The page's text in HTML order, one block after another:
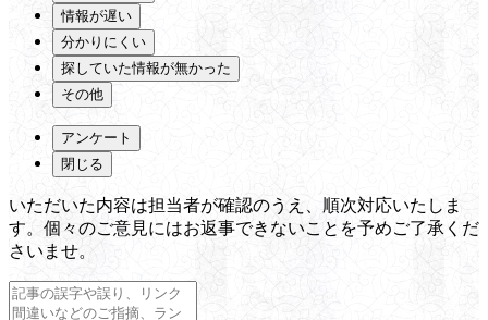
情報が遅い
分かりにくい
探していた情報が無かった
その他
アンケート
閉じる
いただいた内容は担当者が確認のうえ、順次対応いたしま
す。個々のご意見にはお返事できないことを予めご了承くだ
さいませ。